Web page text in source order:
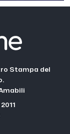
Stampa del